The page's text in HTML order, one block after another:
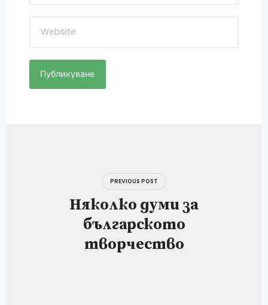
PREVIOUS POST
Няколко думи за
българското
творчество